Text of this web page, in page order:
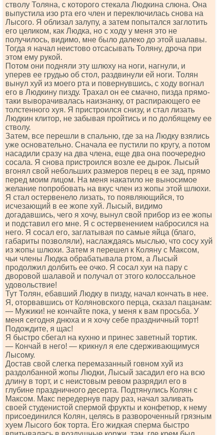
стволу Толяна, с которого стекала Людкина слюна. Она
выпустила изо рта его член и переключилась снова на
Лысого. Я облизал залупу, а затем попытался заглотить
его целиком, как Людка, но с ходу у меня это не
получилось, видимо, мне было далеко до этой шалавы.
Тогда я начал неистово отсасывать Толяну, дроча при
этом ему рукой.
Потом они подняли эту шлюху на ноги, нагнули, и
уперев ее грудью об стол, раздвинули ей ноги. Толян
вынул хуй из моего рта и повернувшись, с ходу вогнал
его в Людкину пизду. Трахал он ее смачно, пизда прямо-
таки выворачивалась наизнанку, от распирающего ее
толстенного хуя. Я пристроился снизу, и стал лизать
Людкин клитор, не забывая пройтись и по долбящему ее
стволу.
Затем, все перешли в спальню, где за на Людку взялись
уже основательно. Сначала ее пустили по кругу, а потом
насадили сразу на два члена, еще два она поочередно
сосала. Я снова пристроился возле ее дырок. Лысый
вгонял свой небольших размеров перец в ее зад, прямо
перед моим лицом. На меня накатило не выносимое
желание попробовать на вкус член из жопы этой шлюхи.
Я стал остервенело лизать, то появляющийся, то
исчезающий в ее жопе хуй. Лысый, видимо
догадавшись, чего я хочу, вынул свой прибор из ее жопы
и подставил его мне. Я с остервенением набросился на
него. Я сосал его, заглатывая по самые яйца (благо,
габариты позволяли), наслаждаясь мыслью, что сосу хуй
из жопы шлюхи. Затем я перешел к Коляну с Максом,
чьи члены Людка обрабатывала ртом, а Лысый
продолжил долбить ее очко. Я сосал хуи на пару с
дворовой шалавой и получал от этого колоссальное
удовольствие!
Тут Толян, ебавший Людку в пизду, начал кончать в нее.
Я, оторвавшись от Коляновского перца, сказал пацанам:
— Мужики! не кончайте пока, у меня к вам просьба. У
меня сегодня днюха и я хочу себе праздничный торт!
Подождите, я щас!
Я быстро сбегал на кухню и принес заветный тортик.
— Кончай в него! — крикнул я еле сдерживающимуся
Лысому.
Достав свой слегка перемазанный говном хуй из
раздолбанной жопы Людки, Лысый засадил его на всю
длину в торт, и с неистовым ревом разрядил его в
глубине праздничного десерта. Подтянулись Колян с
Максом. Макс передернув пару раз, начал заливать
своей студенистой спермой фрукты и конфетюр, к нему
присоединился Колян, целясь в развороченный грязным
хуем Лысого бок торта. Его жидкая сперма быстро